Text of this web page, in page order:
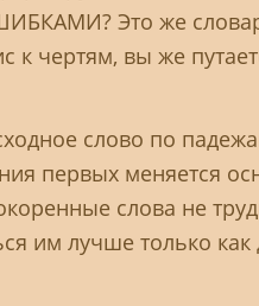
Это же
к чертям, вы же
слово по
первых меняется
слова не
им лучше только